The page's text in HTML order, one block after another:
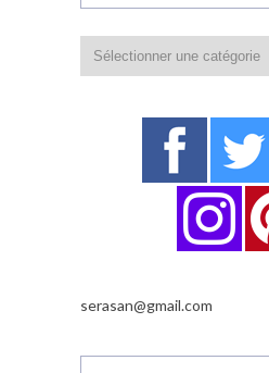
serasan@gmail.com